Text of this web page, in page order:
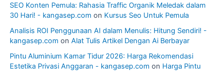
SEO Konten Pemula: Rahasia Traffic Organik Meledak dalam
30 Hari! - kangasep.com on Kursus Seo Untuk Pemula
Analisis ROI Penggunaan AI dalam Menulis: Hitung Sendiri! -
kangasep.com on Alat Tulis Artikel Dengan Ai Berbayar
Pintu Aluminium Kamar Tidur 2026: Harga Rekomendasi
Estetika Privasi Anggaran - kangasep.com on Harga Pintu